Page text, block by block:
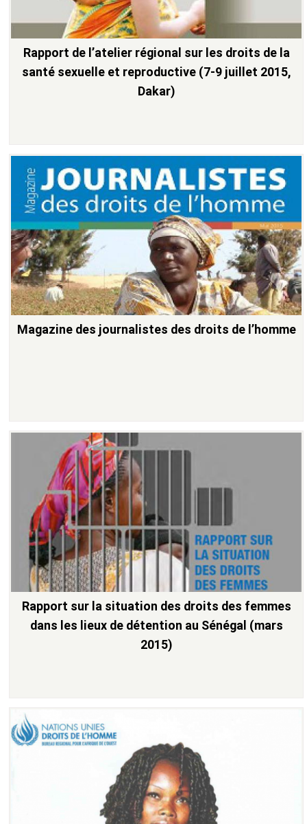
Rapport de l’atelier régional sur les droits de la
santé sexuelle et reproductive (7-9 juillet 2015,
Dakar)
Magazine des journalistes des droits de l’homme
Rapport sur la situation des droits des femmes
dans les lieux de détention au Sénégal (mars
2015)